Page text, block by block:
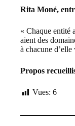
Rita Moné,
« Chaque entité
aient des
à chacune
Propos
Vues: 6